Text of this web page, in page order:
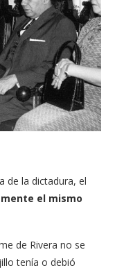
de la dictadura, el
el mismo
de Rivera no se
tenía o debió